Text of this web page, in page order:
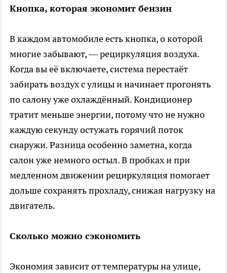
Кнопка, которая экономит бензин
В каждом автомобиле есть кнопка, о которой
многие забывают, — рециркуляция воздуха.
Когда вы её включаете, система перестаёт
забирать воздух с улицы и начинает прогонять
по салону уже охлаждённый. Кондиционер
тратит меньше энергии, потому что не нужно
каждую секунду остужать горячий поток
снаружи. Разница особенно заметна, когда
салон уже немного остыл. В пробках и при
медленном движении рециркуляция помогает
дольше сохранять прохладу, снижая нагрузку на
двигатель.
Сколько можно сэкономить
Экономия зависит от температуры на улице,